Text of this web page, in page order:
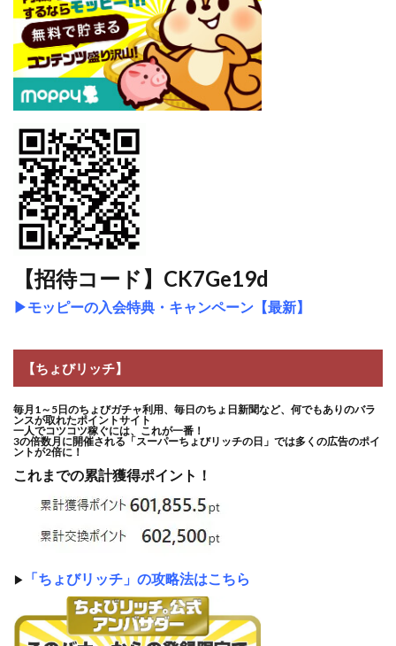
【招待コード】CK7Ge19d
▶モッピーの入会特典・キャンペーン【最新】
【ちょびリッチ】
毎月1～5日のちょびガチャ利用、毎日のちょ日新聞など、何でもありのバラ
ンスが取れたポイントサイト
一人でコツコツ稼ぐには、これが一番！
3の倍数月に開催される「スーパーちょびリッチの日」では多くの広告のポイ
ントが2倍に！
これまでの累計獲得ポイント！
▶ 「ちょびリッチ」の攻略法はこちら